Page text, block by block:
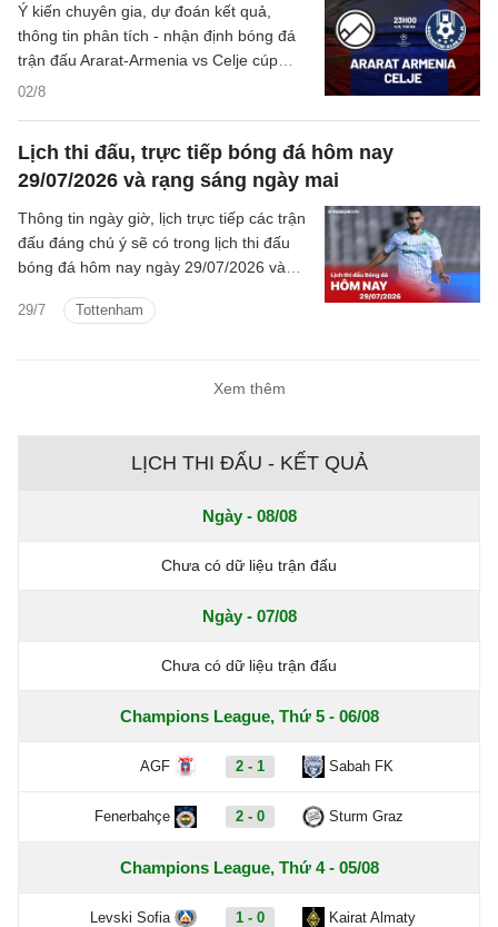
02/8
Ý kiến chuyên gia, dự đoán kết quả,
thông tin phân tích - nhận định bóng đá
trận đấu Ararat-Armenia vs Celje cúp
C1/UEFA Champions League 2026/27
Lịch thi đấu, trực tiếp bóng đá hôm nay
29/07/2026 và rạng sáng ngày mai
29/7 Tottenham
Thông tin ngày giờ, lịch trực tiếp các trận
đấu đáng chú ý sẽ có trong lịch thi đấu
bóng đá hôm nay ngày 29/07/2026 và
tiếp.
Xem thêm
LỊCH THI ĐẤU - KẾT QUẢ
Ngày - 08/08
Chưa có dữ liệu trận đấu
Ngày - 07/08
Chưa có dữ liệu trận đấu
Champions League, Thứ 5 - 06/08
AGF 2 - 1 Sabah FK
Fenerbahçe 2 - 0 Sturm Graz
Champions League, Thứ 4 - 05/08
Levski Sofia 1 - 0 Kairat Almaty